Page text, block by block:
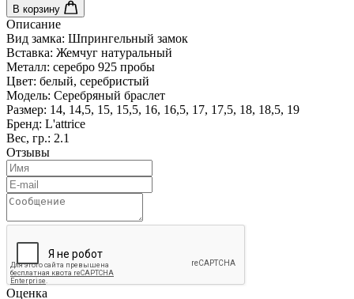
В корзину
Описание
Вид замка: Шпрингельный замок
Вставка: Жемчуг натуральный
Металл: серебро 925 пробы
Цвет: белый, серебристый
Модель: Серебряный браслет
Размер: 14, 14,5, 15, 15,5, 16, 16,5, 17, 17,5, 18, 18,5, 19
Бренд: L'attrice
Вес, гр.: 2.1
Отзывы
Оценка